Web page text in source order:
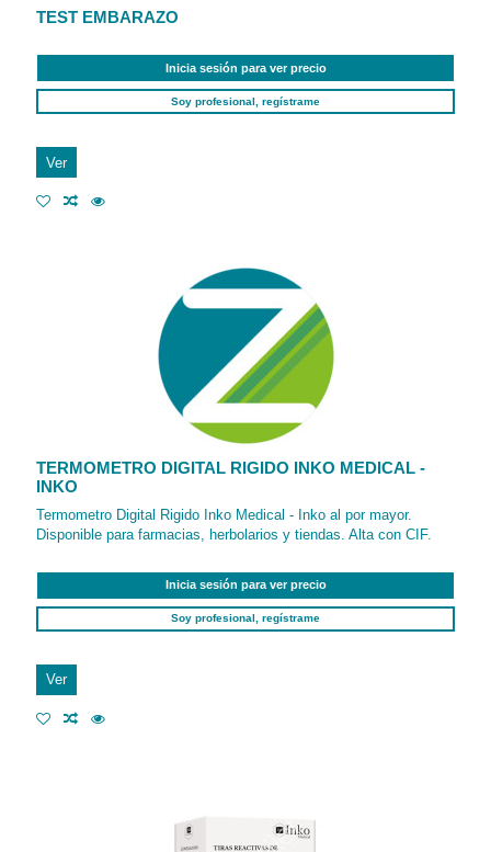
TEST EMBARAZO
Inicia sesión para ver precio
Soy profesional, regístrame
Ver
TERMOMETRO DIGITAL RIGIDO INKO MEDICAL -
INKO
Termometro Digital Rigido Inko Medical - Inko al por mayor.
Disponible para farmacias, herbolarios y tiendas. Alta con CIF.
Inicia sesión para ver precio
Soy profesional, regístrame
Ver